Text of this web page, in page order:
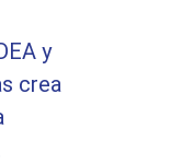
y
crea